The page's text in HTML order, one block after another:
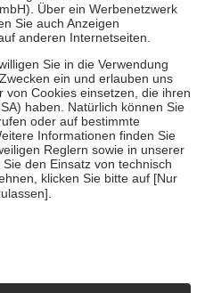
für ihre eigene Gesundheit zu
der Familie zu unterstützen,
vollendeten 18. Lebensjahr
Früherkennung, die von der
es sich um echte Bewertungen
4419944605341